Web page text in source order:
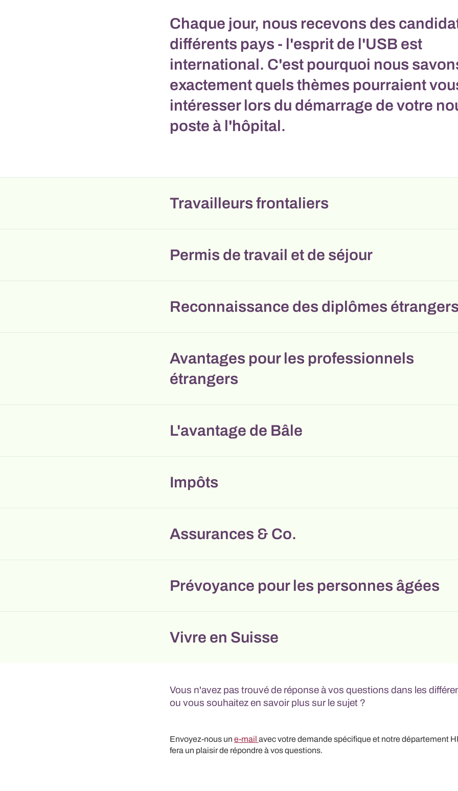
Chaque jour, nous recevons des
différents pays - l'esprit de l'USB est
international. C'est pourquoi nous
exactement quels thèmes pourraient
intéresser lors du démarrage de votre
poste à l'hôpital.
Travailleurs frontaliers
Permis de travail et de séjour
Reconnaissance des diplômes étrangers
Avantages pour les professionnels
étrangers
L'avantage de Bâle
Impôts
Assurances & Co.
Prévoyance pour les personnes âgées
Vivre en Suisse
Vous n'avez pas trouvé de réponse à vos questions dans les
ou vous souhaitez en savoir plus sur le sujet ?
Envoyez-nous un e-mail avec votre demande spécifique et notre département
fera un plaisir de répondre à vos questions.